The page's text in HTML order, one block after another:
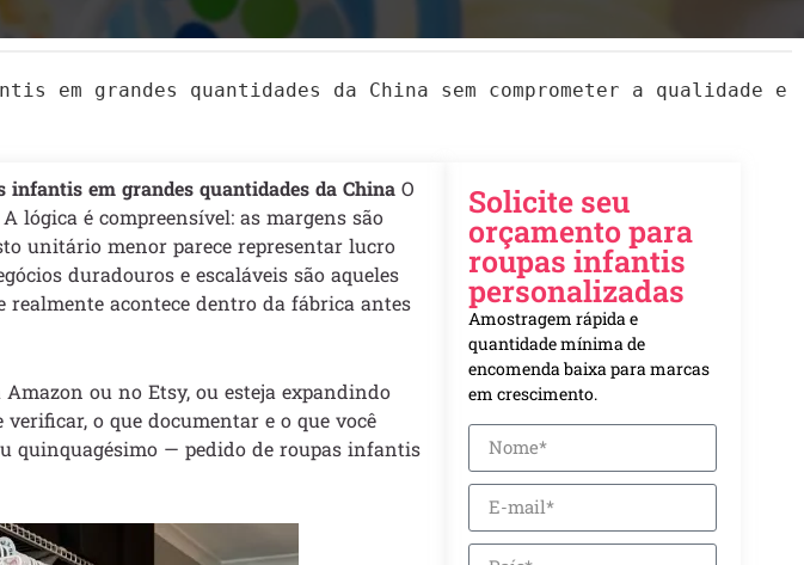
em grandes quantidades da China sem comprometer a qualidade e
infantis em grandes quantidades da ChinaO
lógica é compreensível: as margens são
unitário menor parece representar lucro
duradouros e escaláveis são aqueles
realmente acontece dentro da fábrica antes
ou no Etsy, ou esteja expandindo
o que documentar e o que você
quinquagésimo — pedido de roupas infantis
Solicite seu
orçamento para
roupas infantis
personalizadas
Amostragem rápida e
quantidade mínima de
encomenda baixa para marcas
em crescimento.